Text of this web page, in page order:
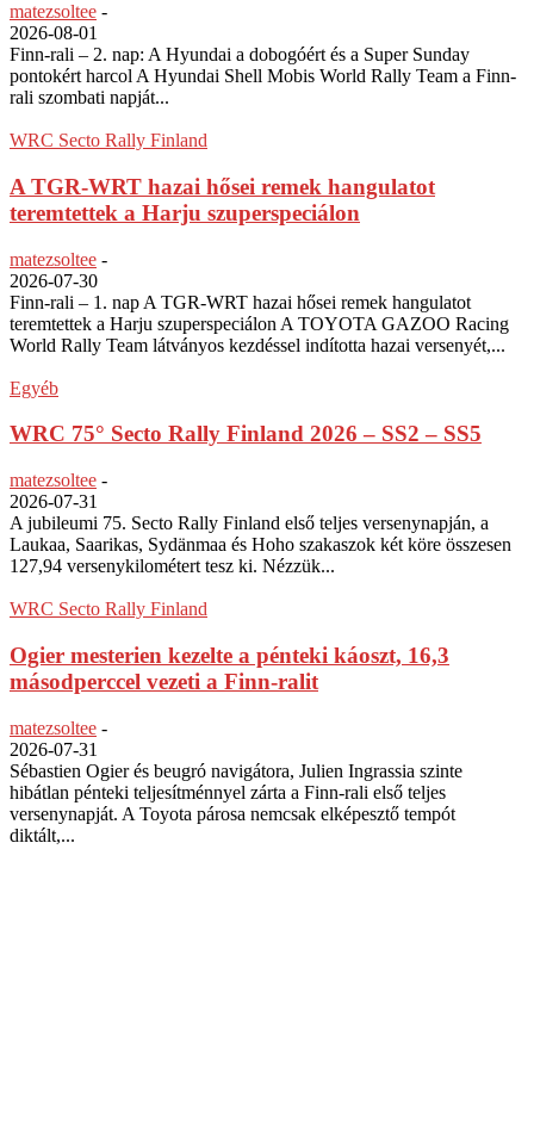
matezsoltee -
2026-08-01
Finn-rali – 2. nap: A Hyundai a dobogóért és a Super Sunday
pontokért harcol A Hyundai Shell Mobis World Rally Team a Finn-
rali szombati napját...
WRC Secto Rally Finland
A TGR-WRT hazai hősei remek hangulatot
teremtettek a Harju szuperspeciálon
matezsoltee -
2026-07-30
Finn-rali – 1. nap A TGR-WRT hazai hősei remek hangulatot
teremtettek a Harju szuperspeciálon A TOYOTA GAZOO Racing
World Rally Team látványos kezdéssel indította hazai versenyét,...
Egyéb
WRC 75° Secto Rally Finland 2026 – SS2 – SS5
matezsoltee -
2026-07-31
A jubileumi 75. Secto Rally Finland első teljes versenynapján, a
Laukaa, Saarikas, Sydänmaa és Hoho szakaszok két köre összesen
127,94 versenykilométert tesz ki. Nézzük...
WRC Secto Rally Finland
Ogier mesterien kezelte a pénteki káoszt, 16,3
másodperccel vezeti a Finn-ralit
matezsoltee -
2026-07-31
Sébastien Ogier és beugró navigátora, Julien Ingrassia szinte
hibátlan pénteki teljesítménnyel zárta a Finn-rali első teljes
versenynapját. A Toyota párosa nemcsak elképesztő tempót
diktált,...